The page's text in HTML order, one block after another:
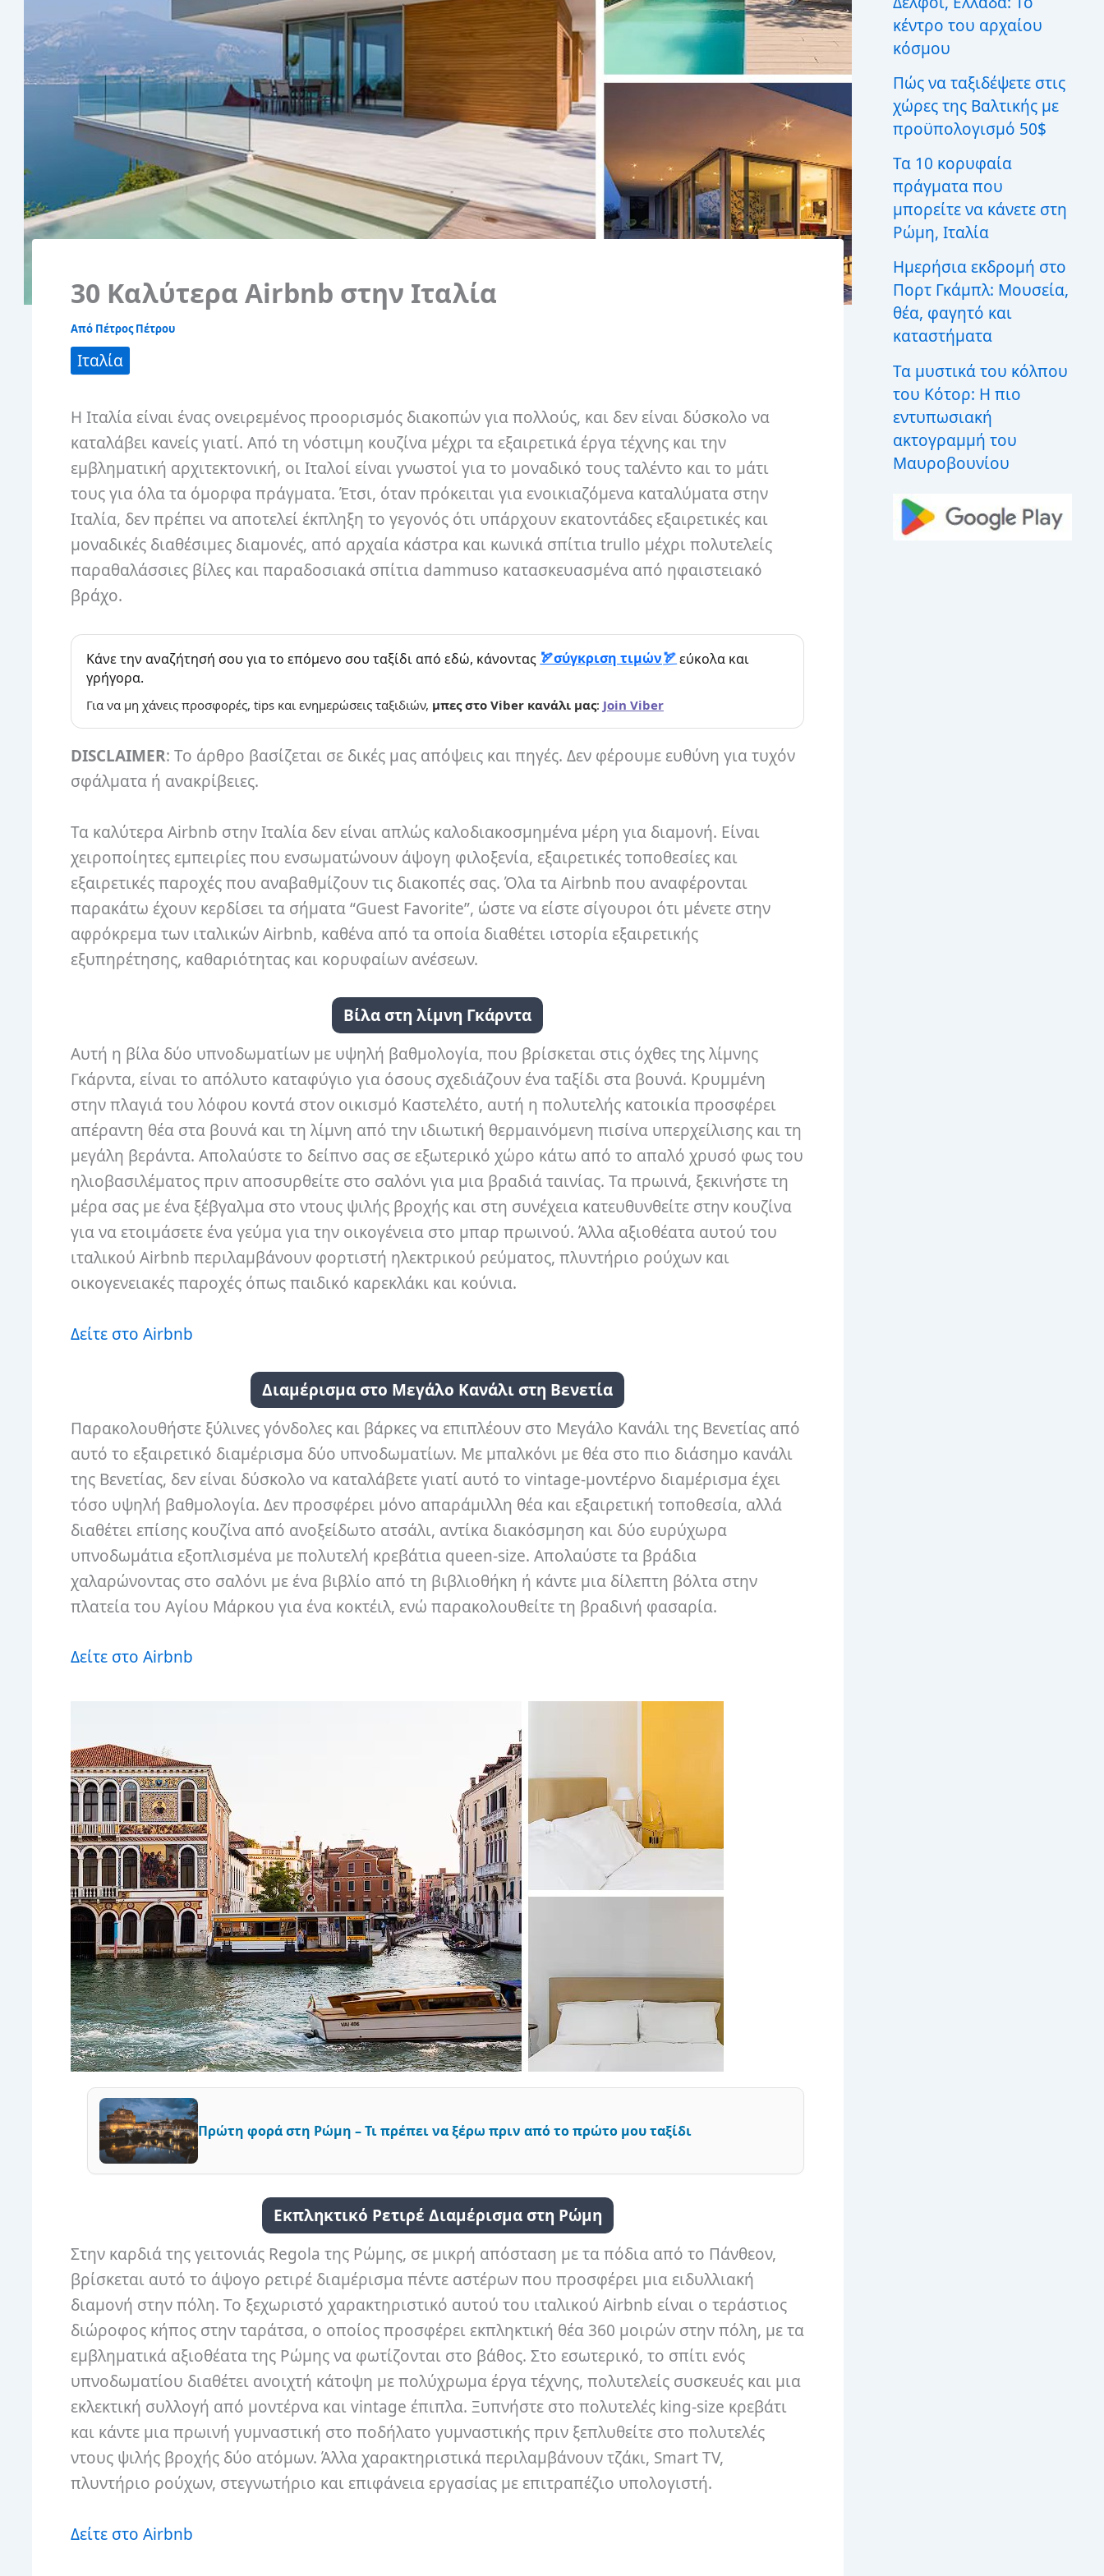
30 Καλύτερα Airbnb στην Ιταλία
Από Πέτρος Πέτρου
Ιταλία
Η Ιταλία είναι ένας ονειρεμένος προορισμός διακοπών για πολλούς, και δεν είναι δύσκολο να
καταλάβει κανείς γιατί. Από τη νόστιμη κουζίνα μέχρι τα εξαιρετικά έργα τέχνης και την
εμβληματική αρχιτεκτονική, οι Ιταλοί είναι γνωστοί για το μοναδικό τους ταλέντο και το μάτι
τους για όλα τα όμορφα πράγματα. Έτσι, όταν πρόκειται για ενοικιαζόμενα καταλύματα στην
Ιταλία, δεν πρέπει να αποτελεί έκπληξη το γεγονός ότι υπάρχουν εκατοντάδες εξαιρετικές και
μοναδικές διαθέσιμες διαμονές, από αρχαία κάστρα και κωνικά σπίτια trullo μέχρι πολυτελείς
παραθαλάσσιες βίλες και παραδοσιακά σπίτια dammuso κατασκευασμένα από ηφαιστειακό
βράχο.
Κάνε την αναζήτησή σου για το επόμενο σου ταξίδι από εδώ, κάνοντας σύγκριση τιμών
εύκολα και
γρήγορα.
Για να μη χάνεις προσφορές, tips και ενημερώσεις ταξιδιών, μπες στο Viber κανάλι μας: Join Viber
DISCLAIMER: Το άρθρο βασίζεται σε δικές μας απόψεις και πηγές. Δεν φέρουμε ευθύνη για τυχόν
σφάλματα ή ανακρίβειες.
Τα καλύτερα Airbnb στην Ιταλία δεν είναι απλώς καλοδιακοσμημένα μέρη για διαμονή. Είναι
χειροποίητες εμπειρίες που ενσωματώνουν άψογη φιλοξενία, εξαιρετικές τοποθεσίες και
εξαιρετικές παροχές που αναβαθμίζουν τις διακοπές σας. Όλα τα Airbnb που αναφέρονται
παρακάτω έχουν κερδίσει τα σήματα “Guest Favorite”, ώστε να είστε σίγουροι ότι μένετε στην
αφρόκρεμα των ιταλικών Airbnb, καθένα από τα οποία διαθέτει ιστορία εξαιρετικής
εξυπηρέτησης, καθαριότητας και κορυφαίων ανέσεων.
Βίλα στη λίμνη Γκάρντα
Αυτή η βίλα δύο υπνοδωματίων με υψηλή βαθμολογία, που βρίσκεται στις όχθες της λίμνης
Γκάρντα, είναι το απόλυτο καταφύγιο για όσους σχεδιάζουν ένα ταξίδι στα βουνά. Κρυμμένη
στην πλαγιά του λόφου κοντά στον οικισμό Καστελέτο, αυτή η πολυτελής κατοικία προσφέρει
απέραντη θέα στα βουνά και τη λίμνη από την ιδιωτική θερμαινόμενη πισίνα υπερχείλισης και τη
μεγάλη βεράντα. Απολαύστε το δείπνο σας σε εξωτερικό χώρο κάτω από το απαλό χρυσό φως του
ηλιοβασιλέματος πριν αποσυρθείτε στο σαλόνι για μια βραδιά ταινίας. Τα πρωινά, ξεκινήστε τη
μέρα σας με ένα ξέβγαλμα στο ντους ψιλής βροχής και στη συνέχεια κατευθυνθείτε στην κουζίνα
για να ετοιμάσετε ένα γεύμα για την οικογένεια στο μπαρ πρωινού. Άλλα αξιοθέατα αυτού του
ιταλικού Airbnb περιλαμβάνουν φορτιστή ηλεκτρικού ρεύματος, πλυντήριο ρούχων και
οικογενειακές παροχές όπως παιδικό καρεκλάκι και κούνια.
Δείτε στο Airbnb
Διαμέρισμα στο Μεγάλο Κανάλι στη Βενετία
Παρακολουθήστε ξύλινες γόνδολες και βάρκες να επιπλέουν στο Μεγάλο Κανάλι της Βενετίας από
αυτό το εξαιρετικό διαμέρισμα δύο υπνοδωματίων. Με μπαλκόνι με θέα στο πιο διάσημο κανάλι
της Βενετίας, δεν είναι δύσκολο να καταλάβετε γιατί αυτό το vintage-μοντέρνο διαμέρισμα έχει
τόσο υψηλή βαθμολογία. Δεν προσφέρει μόνο απαράμιλλη θέα και εξαιρετική τοποθεσία, αλλά
διαθέτει επίσης κουζίνα από ανοξείδωτο ατσάλι, αντίκα διακόσμηση και δύο ευρύχωρα
υπνοδωμάτια εξοπλισμένα με πολυτελή κρεβάτια queen-size. Απολαύστε τα βράδια
χαλαρώνοντας στο σαλόνι με ένα βιβλίο από τη βιβλιοθήκη ή κάντε μια δίλεπτη βόλτα στην
πλατεία του Αγίου Μάρκου για ένα κοκτέιλ, ενώ παρακολουθείτε τη βραδινή φασαρία.
Δείτε στο Airbnb
Πρώτη φορά στη Ρώμη – Τι πρέπει να ξέρω πριν από το πρώτο μου ταξίδι
Εκπληκτικό Ρετιρέ Διαμέρισμα στη Ρώμη
Στην καρδιά της γειτονιάς Regola της Ρώμης, σε μικρή απόσταση με τα πόδια από το Πάνθεον,
βρίσκεται αυτό το άψογο ρετιρέ διαμέρισμα πέντε αστέρων που προσφέρει μια ειδυλλιακή
διαμονή στην πόλη. Το ξεχωριστό χαρακτηριστικό αυτού του ιταλικού Airbnb είναι ο τεράστιος
διώροφος κήπος στην ταράτσα, ο οποίος προσφέρει εκπληκτική θέα 360 μοιρών στην πόλη, με τα
εμβληματικά αξιοθέατα της Ρώμης να φωτίζονται στο βάθος. Στο εσωτερικό, το σπίτι ενός
υπνοδωματίου διαθέτει ανοιχτή κάτοψη με πολύχρωμα έργα τέχνης, πολυτελείς συσκευές και μια
εκλεκτική συλλογή από μοντέρνα και vintage έπιπλα. Ξυπνήστε στο πολυτελές king-size κρεβάτι
και κάντε μια πρωινή γυμναστική στο ποδήλατο γυμναστικής πριν ξεπλυθείτε στο πολυτελές
ντους ψιλής βροχής δύο ατόμων. Άλλα χαρακτηριστικά περιλαμβάνουν τζάκι, Smart TV,
πλυντήριο ρούχων, στεγνωτήριο και επιφάνεια εργασίας με επιτραπέζιο υπολογιστή.
Δείτε στο Airbnb
ι
α
κέντρο του αρχαίου
κόσμου
Πώς να ταξιδέψετε στις
χώρες της Βαλτικής με
προϋπολογισμό 50$
Τα 10 κορυφαία
πράγματα που
μπορείτε να κάνετε στη
Ρώμη, Ιταλία
Ημερήσια εκδρομή στο
Πορτ Γκάμπλ: Μουσεία,
θέα, φαγητό και
καταστήματα
Τα μυστικά του κόλπου
του Κότορ: Η πιο
εντυπωσιακή
ακτογραμμή του
Μαυροβουνίου